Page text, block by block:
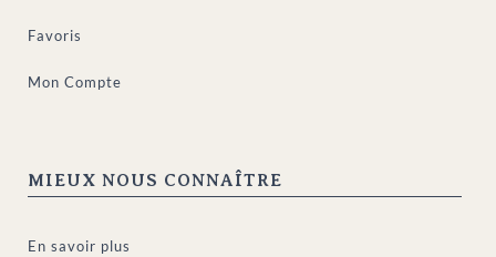
Favoris
Mon Compte
MIEUX NOUS CONNAÎTRE
En savoir plus